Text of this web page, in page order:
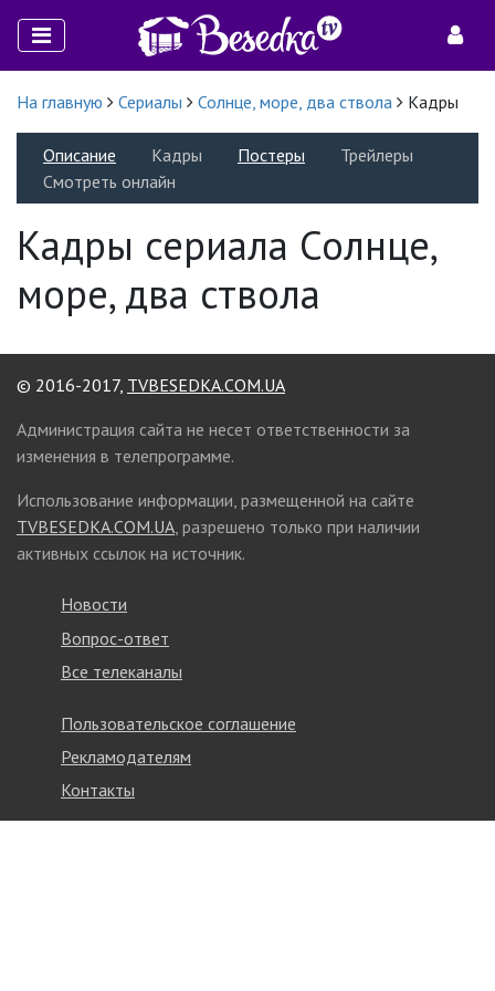
На главную Сериалы Солнце, море, два ствола Кадры
Описание Кадры Постеры
Трейлеры
Смотреть онлайн
Кадры сериала Солнце,
море, два ствола
© 2016-2017, TVBESEDKA.COM.UA
Администрация сайта не несет ответственности за
изменения в телепрограмме.
Использование информации, размещенной на сайте
TVBESEDKA.COM.UA, разрешено только при наличии
активных ссылок на источник.
Новости
Вопрос-ответ
Все телеканалы
Пользовательское соглашение
Рекламодателям
Контакты